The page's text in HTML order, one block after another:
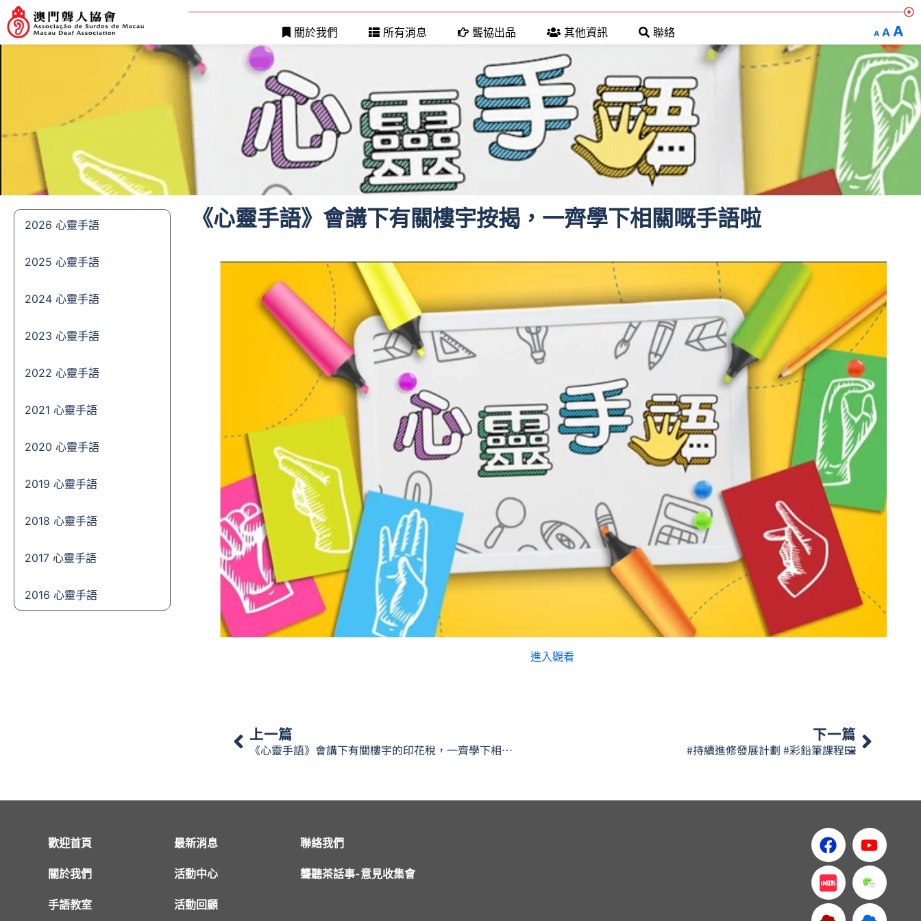
關於我們 所有消息 聾協出品 其他資訊 聯絡 A A A
2026 心靈手語
2025 心靈手語
2024 心靈手語
2023 心靈手語
2022 心靈手語
2021 心靈手語
2020 心靈手語
2019 心靈手語
2018 心靈手語
2017 心靈手語
2016 心靈手語
《心靈手語》會講下有關樓宇按揭，一齊學下相關嘅手語啦
進入觀看
上一篇
《心靈手語》會講下有關樓宇的印花稅，一齊學下相關嘅手語啦
下一篇
#持續進修發展計劃 #彩鉛筆課程🖼️
歡迎首頁
關於我們
手語教室
最新消息
活動中心
活動回顧
聯絡我們
聾聽茶話事-意見收集會